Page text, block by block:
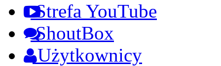
Strefa YouTube
ShoutBox
Użytkownicy